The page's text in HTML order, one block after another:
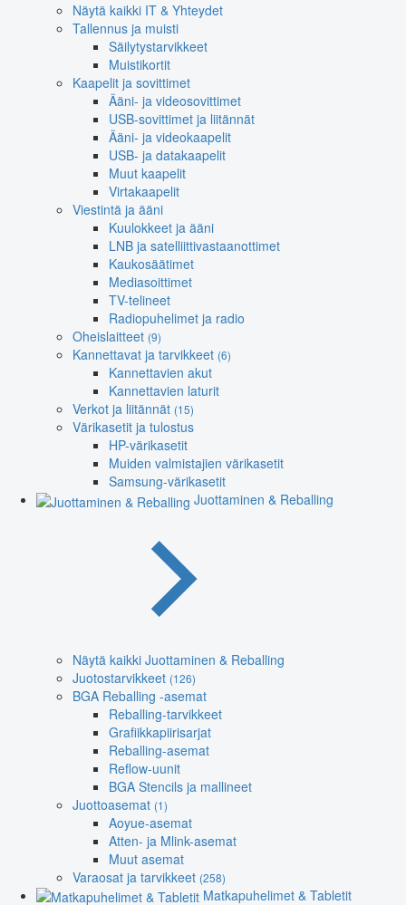
Näytä kaikki IT & Yhteydet
Tallennus ja muisti
Säilytystarvikkeet
Muistikortit
Kaapelit ja sovittimet
Ääni- ja videosovittimet
USB-sovittimet ja liitännät
Ääni- ja videokaapelit
USB- ja datakaapelit
Muut kaapelit
Virtakaapelit
Viestintä ja ääni
Kuulokkeet ja ääni
LNB ja satelliittivastaanottimet
Kaukosäätimet
Mediasoittimet
TV-telineet
Radiopuhelimet ja radio
Oheislaitteet (9)
Kannettavat ja tarvikkeet (6)
Kannettavien akut
Kannettavien laturit
Verkot ja liitännät (15)
Värikasetit ja tulostus
HP-värikasetit
Muiden valmistajien värikasetit
Samsung-värikasetit
Juottaminen & Reballing
Näytä kaikki Juottaminen & Reballing
Juotostarvikkeet (126)
BGA Reballing -asemat
Reballing-tarvikkeet
Grafiikkapiirisarjat
Reballing-asemat
Reflow-uunit
BGA Stencils ja mallineet
Juottoasemat (1)
Aoyue-asemat
Atten- ja Mlink-asemat
Muut asemat
Varaosat ja tarvikkeet (258)
Matkapuhelimet & Tabletit